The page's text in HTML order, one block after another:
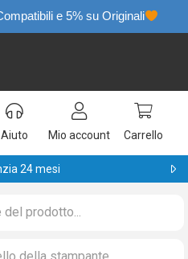
e 5% su Originali
Aiuto
Mio account Carrello
24 mesi